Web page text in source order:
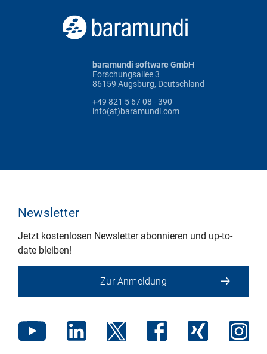
baramundi software GmbH
Forschungsallee 3
86159 Augsburg, Deutschland
+49 821 5 67 08 - 390
info(at)baramundi.com
Newsletter
Jetzt kostenlosen Newsletter abonnieren und up-to-
date bleiben!
Zur Anmeldung